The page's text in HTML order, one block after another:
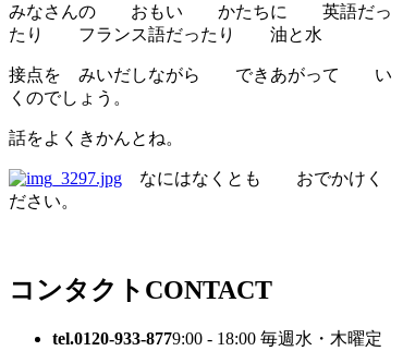
みなさんの おもい かたちに 英語だっ
たり フランス語だったり 油と水
接点を みいだしながら できあがって い
くのでしょう。
話をよくきかんとね。
なにはなくとも おでかけく
ださい。
コンタクト CONTACT
tel.0120-933-8779:00 - 18:00 毎週水・木曜定